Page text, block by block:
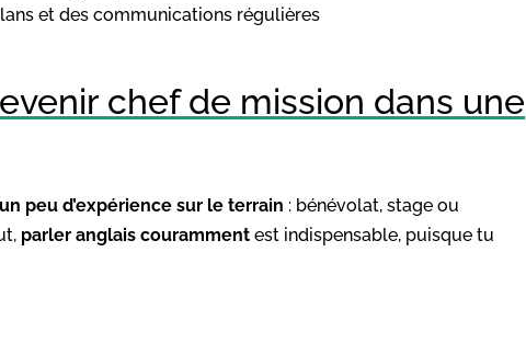
et des communications régulières
chef de mission dans une
peu d’expérience sur le terrain : bénévolat, stage ou
parler anglais couramment est indispensable, puisque tu